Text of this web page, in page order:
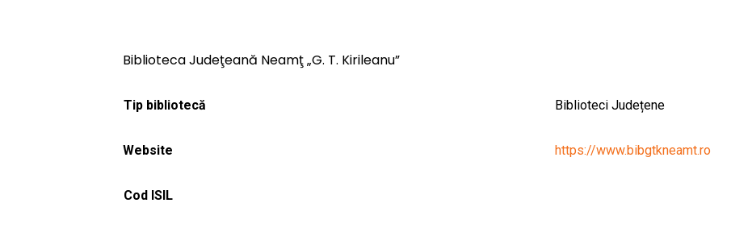
Biblioteca Judeţeană Neamţ „G. T. Kirileanu”
Tip bibliotecă Biblioteci Județene
Website https://www.bibgtkneamt.ro
Cod ISIL